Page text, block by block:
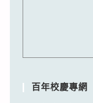
百年校慶專網